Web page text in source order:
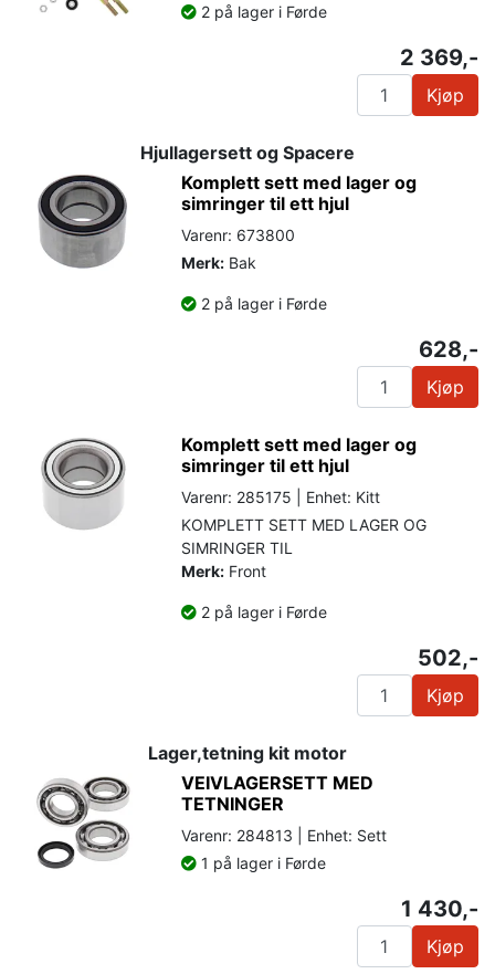
2 på lager i Førde
2 369,-
Kjøp
Hjullagersett og Spacere
Komplett sett med lager og
simringer til ett hjul
Varenr: 673800
Merk: Bak
2 på lager i Førde
628,-
Kjøp
Komplett sett med lager og
simringer til ett hjul
Varenr: 285175 | Enhet: Kitt
KOMPLETT SETT MED LAGER OG
SIMRINGER TIL
Merk: Front
2 på lager i Førde
502,-
Kjøp
Lager,tetning kit motor
VEIVLAGERSETT MED
TETNINGER
Varenr: 284813 | Enhet: Sett
1 på lager i Førde
1 430,-
Kjøp